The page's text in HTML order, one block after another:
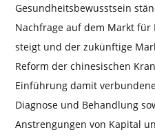
Gesundheitsbewusstsein
Nachfrage auf dem Markt
steigt und der zukünftige
Reform der chinesischen
Einführung damit
Diagnose und Behandlung
Anstrengungen von Kapital